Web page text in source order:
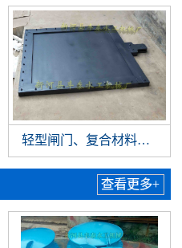
轻型闸门、复合材料闸门
查看更多+